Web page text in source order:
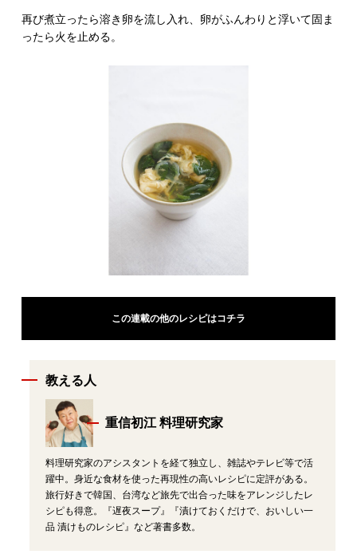
再び煮立ったら溶き卵を流し入れ、卵がふんわりと浮いて固ま
ったら火を止める。
この連載の他のレシピはコチラ
教える人
重信初江 料理研究家
料理研究家のアシスタントを経て独立し、雑誌やテレビ等で活
躍中。身近な食材を使った再現性の高いレシピに定評がある。
旅行好きで韓国、台湾など旅先で出合った味をアレンジしたレ
シピも得意。『遅夜スープ』『漬けておくだけで、おいしい一
品 漬けものレシピ』など著書多数。